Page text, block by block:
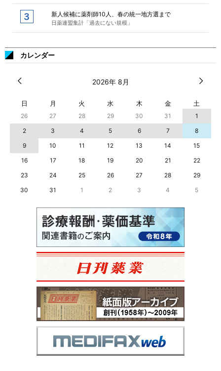
新人候補に薬剤師10人、春の統一地方選まで
日薬連盟集計「過去にない規模」
カレンダー
2026年 8月
日 月 火 水 木 金 土
26 27 28 29 30 31
1
2
3 4 5 6 7
8
9
10 11 12 13 14
15
16
17 18 19 20 21
22
23
24 25 26 27 28
29
30
31 1 2 3 4 5